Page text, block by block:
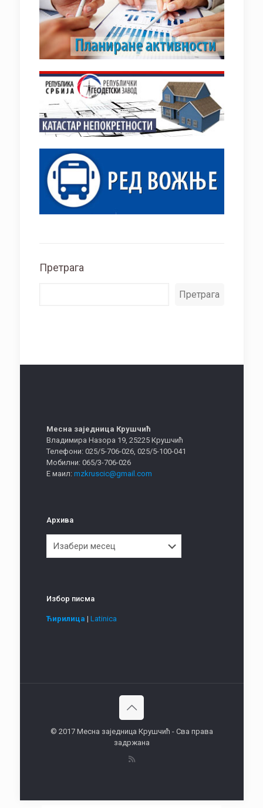
Претрага
Претрага
Месна заједница Крушчић
Владимира Назора 19, 25225 Крушчић
Телефони: 025/5-706-026, 025/5-100-041
Мобилни: 065/3-706-026
Е маил: mzkruscic@gmail.com
Архива
Избор писма
Ћирилица | Latinica
© 2017 Месна заједница Крушчић - Сва права
задржана